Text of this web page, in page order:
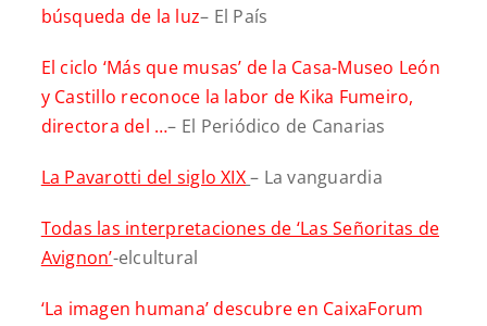
búsqueda de la luz– El País
El ciclo ‘Más que musas’ de la Casa-Museo León
y Castillo reconoce la labor de Kika Fumeiro,
directora del …– El Periódico de Canarias
La Pavarotti del siglo XIX– La vanguardia
Todas las interpretaciones de ‘Las Señoritas de
Avignon’-elcultural
‘La imagen humana’ descubre en CaixaForum